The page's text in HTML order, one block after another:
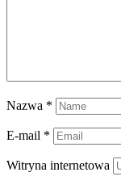
Nazwa *
E-mail *
Witryna internetowa